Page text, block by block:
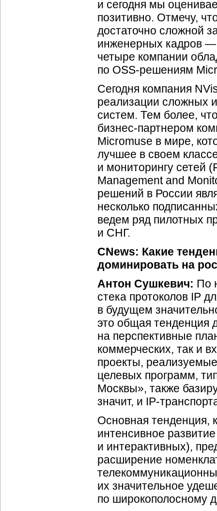
и сегодня мы
позитивно. Отмечу,
достаточно сложной
инженерных кадров —
четыре компании
по OSS-решениям
Сегодня компания
реализации сложных
систем. Тем более,
бизнес-партнером
Micromuse в мире,
лучшее в своем
и мониторингу сетей
Management and
решений в России
несколько
ведем ряд пилотных
и СНГ.
CNews: Какие
доминировать на
Антон Сушкевич: По
стека протоколов IP
в будущем
это общая тенденция
на перспективные
коммерческих, так и
проекты,
целевых программ,
Москвы», также
значит, и IP-
Основная тенденция,
интенсивное
и интерактивных),
расширение
их значительное
по широкополосному